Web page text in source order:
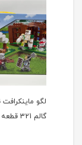
لگو ماینکرافت
گالم 321 قطعه کد 11476